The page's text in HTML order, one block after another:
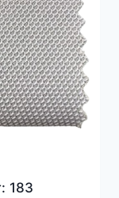
183